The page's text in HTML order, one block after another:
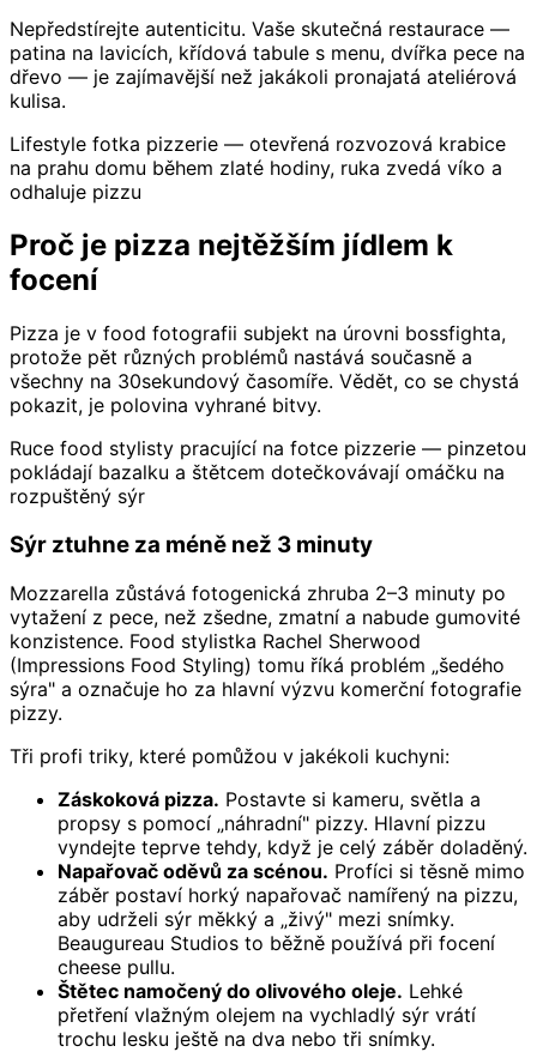
Nepředstírejte autenticitu. Vaše skutečná restaurace —
patina na lavicích, křídová tabule s menu, dvířka pece na
dřevo — je zajímavější než jakákoli pronajatá ateliérová
kulisa.
Lifestyle fotka pizzerie — otevřená rozvozová krabice
na prahu domu během zlaté hodiny, ruka zvedá víko a
odhaluje pizzu
Proč je pizza nejtěžším jídlem k
focení
Pizza je v food fotografii subjekt na úrovni bossfighta,
protože pět různých problémů nastává současně a
všechny na 30sekundový časomíře. Vědět, co se chystá
pokazit, je polovina vyhrané bitvy.
Ruce food stylisty pracující na fotce pizzerie — pinzetou
pokládají bazalku a štětcem dotečkovávají omáčku na
rozpuštěný sýr
Sýr ztuhne za méně než 3 minuty
Mozzarella zůstává fotogenická zhruba 2–3 minuty po
vytažení z pece, než zšedne, zmatní a nabude gumovité
konzistence. Food stylistka Rachel Sherwood
(Impressions Food Styling) tomu říká problém „šedého
sýra" a označuje ho za hlavní výzvu komerční fotografie
pizzy.
Tři profi triky, které pomůžou v jakékoli kuchyni:
Záskoková pizza. Postavte si kameru, světla a
propsy s pomocí „náhradní" pizzy. Hlavní pizzu
vyndejte teprve tehdy, když je celý záběr doladěný.
Napařovač oděvů za scénou. Profíci si těsně mimo
záběr postaví horký napařovač namířený na pizzu,
aby udrželi sýr měkký a „živý" mezi snímky.
Beaugureau Studios to běžně používá při focení
cheese pullu.
Štětec namočený do olivového oleje. Lehké
přetření vlažným olejem na vychladlý sýr vrátí
trochu lesku ještě na dva nebo tři snímky.